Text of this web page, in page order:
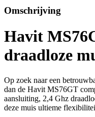
Omschrijving
Havit
draadloze
Op zoek naar een
dan de Havit MS76GT
aansluiting, 2,4 Ghz
deze muis ultieme